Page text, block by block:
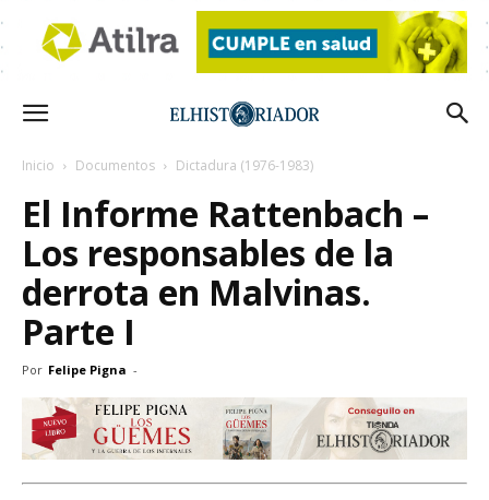
Inicio Documentos Dictadura (1976-1983)
El Informe Rattenbach –
Los responsables de la
derrota en Malvinas.
Parte I
Por Felipe Pigna -